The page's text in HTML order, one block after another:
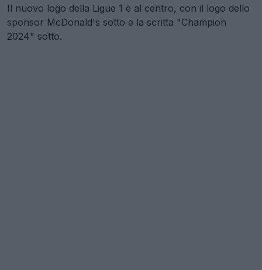
Il nuovo logo della Ligue 1 è al centro, con il logo dello
sponsor McDonald's sotto e la scritta "Champion
2024" sotto.